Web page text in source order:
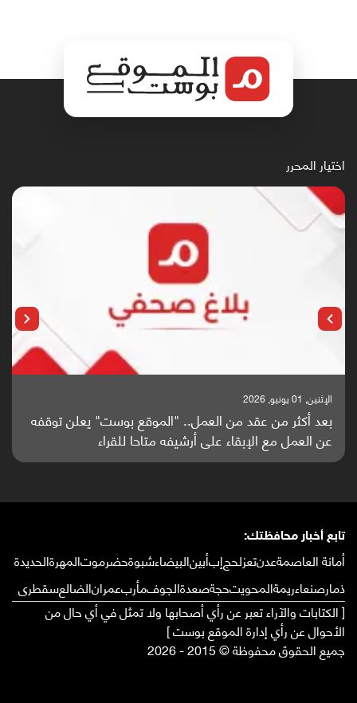
اختيار المحرر
الإثنين, 25 مايو, 2026
باحثون من اليمن يدخلون سباق أبحاث ألزهايمر بدراسة
واعدة منشورة عالميا (ترجمة)
تابع أخبار محافظتك:
أمانة العاصمةعدنتعزلحجإبأبينالبيضاءشبوةحضرموتالمهرةالحديدة
ذمارصنعاءريمةالمحويتحجةصعدةالجوفمأربعمرانالضالعسقطرى
[ الكتابات والآراء تعبر عن رأي أصحابها ولا تمثل في أي حال من
الأحوال عن رأي إدارة الموقع بوست ]
جميع الحقوق محفوظة © 2015 - 2026